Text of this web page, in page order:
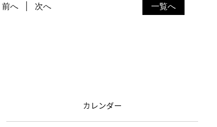
一覧へ
前へ 次へ
カレンダー